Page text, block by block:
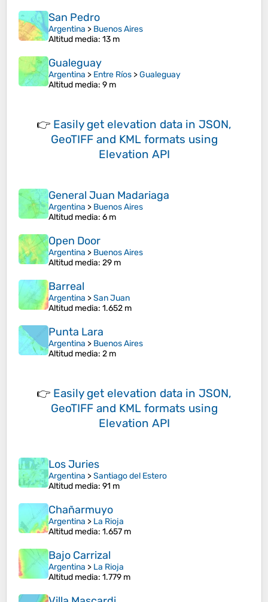
San Pedro
Argentina > Buenos Aires
Altitud media: 13 m
Gualeguay
Argentina > Entre Ríos >Gualeguay
Altitud media: 9 m
👉 Easily get elevation data in JSON,
GeoTIFF and KML formats using
Elevation API
General Juan Madariaga
Argentina > Buenos Aires
Altitud media: 6 m
Open Door
Argentina > Buenos Aires
Altitud media: 29 m
Barreal
Argentina >San Juan
Altitud media: 1.652 m
Punta Lara
Argentina > Buenos Aires
Altitud media: 2 m
👉 Easily get elevation data in JSON,
GeoTIFF and KML formats using
Elevation API
Los Juries
Argentina >Santiago del Estero
Altitud media: 91 m
Chañarmuyo
Argentina > La Rioja
Altitud media: 1.657 m
Bajo Carrizal
Argentina > La Rioja
Altitud media: 1.779 m